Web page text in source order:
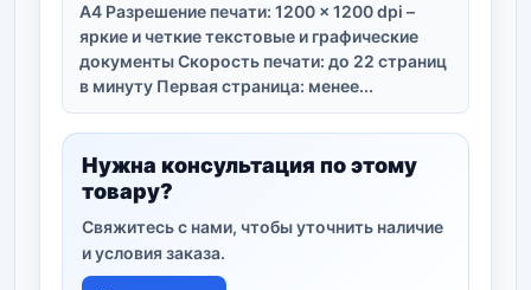
A4 Разрешение печати: 1200 × 1200 dpi –
яркие и четкие текстовые и графические
документы Скорость печати: до 22 страниц
в минуту Первая страница: менее...
Нужна консультация по этому
товару?
Свяжитесь с нами, чтобы уточнить наличие
и условия заказа.